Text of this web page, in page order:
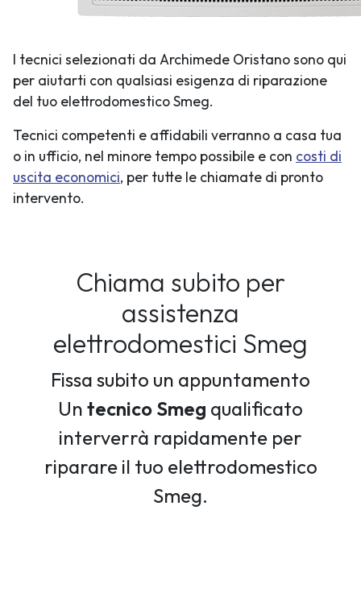
I tecnici selezionati da Archimede Oristano sono qui
per aiutarti con qualsiasi esigenza di riparazione
del tuo elettrodomestico Smeg.
Tecnici competenti e affidabili verranno a casa tua
o in ufficio, nel minore tempo possibile e con costi di
uscita economici, per tutte le chiamate di pronto
intervento.
Chiama subito per
assistenza
elettrodomestici Smeg
Fissa subito un appuntamento
Un tecnico Smeg qualificato
interverrà rapidamente per
riparare il tuo elettrodomestico
Smeg.